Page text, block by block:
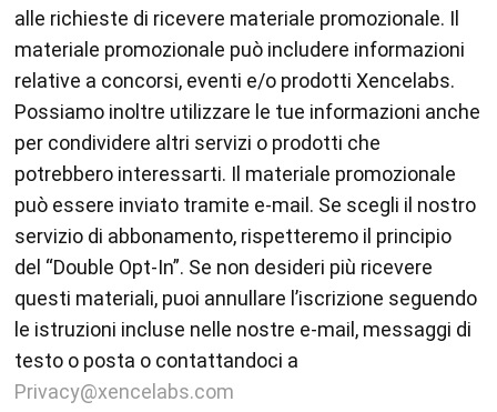
alle richieste di ricevere materiale promozionale. Il
materiale promozionale può includere informazioni
relative a concorsi, eventi e/o prodotti Xencelabs.
Possiamo inoltre utilizzare le tue informazioni anche
per condividere altri servizi o prodotti che
potrebbero interessarti. Il materiale promozionale
può essere inviato tramite e-mail. Se scegli il nostro
servizio di abbonamento, rispetteremo il principio
del “Double Opt-In”. Se non desideri più ricevere
questi materiali, puoi annullare l’iscrizione seguendo
le istruzioni incluse nelle nostre e-mail, messaggi di
testo o posta o contattandoci a
Privacy@xencelabs.com